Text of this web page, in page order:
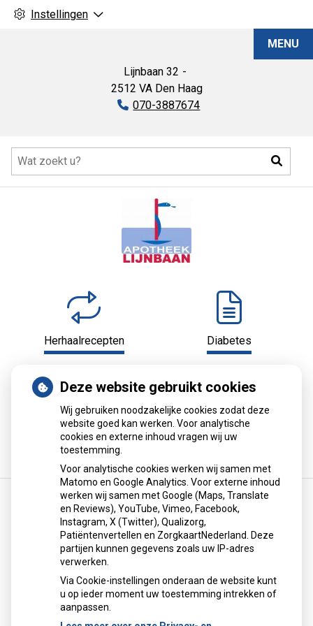
Instellingen
Lijnbaan 32
2512 VA Den Haag
Tel:
070-3887674
MENU
Herhaalrecepten Diabetes
Pilservice
Home Diensten en werkwijze
Diensten en werkwijze
dienstverlening. Beweeg uw muis over de menuoptie
“Diensten en werkwijze” om te zien welke diensten wij
allemaal aanbieden.
Deze website gebruikt cookies
Wij gebruiken noodzakelijke cookies zodat deze
website goed kan werken. Voor analytische
cookies en externe inhoud vragen wij uw
toestemming.
Voor analytische cookies werken wij samen met
Matomo en Google Analytics. Voor externe inhoud
werken wij samen met Google (Maps, Translate
en Reviews), YouTube, Vimeo, Facebook,
Instagram, X (Twitter), Qualizorg,
Patiëntenvertellen en ZorgkaartNederland. Deze
partijen kunnen gegevens zoals uw IP-adres
verwerken.
Via Cookie-instellingen onderaan de website kunt
u op ieder moment uw toestemming intrekken of
aanpassen.